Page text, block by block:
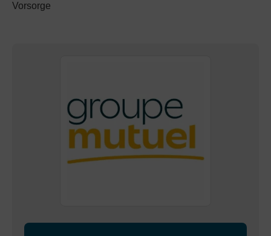
Vorsorge